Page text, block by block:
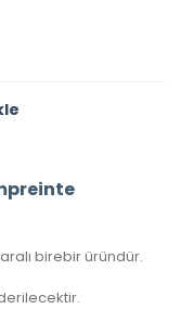
birebir üründür.